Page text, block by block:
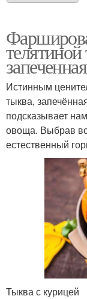
Истинным
тыква,
подсказывает
овоща. Выбрав
естественный
Тыква с курицей